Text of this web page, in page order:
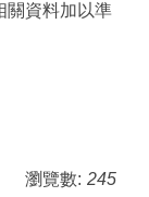
關資料加以準
瀏覽數: 245